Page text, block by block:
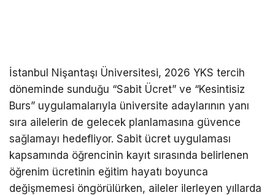
İstanbul Nişantaşı Üniversitesi, 2026 YKS tercih
döneminde sunduğu “Sabit Ücret” ve “Kesintisiz
Burs” uygulamalarıyla üniversite adaylarının yanı
sıra ailelerin de gelecek planlamasına güvence
sağlamayı hedefliyor. Sabit ücret uygulaması
kapsamında öğrencinin kayıt sırasında belirlenen
öğrenim ücretinin eğitim hayatı boyunca
değişmemesi öngörülürken, aileler ilerleyen yıllarda